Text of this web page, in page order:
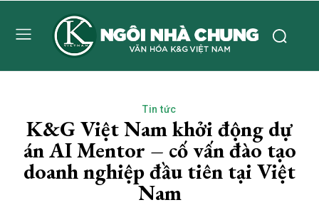
Tin tức
K&G Việt Nam khởi động dự
án AI Mentor – cố vấn đào tạo
doanh nghiệp đầu tiên tại Việt
Nam